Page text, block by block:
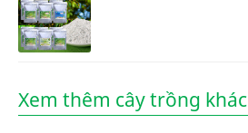
Xem thêm cây trồng khác